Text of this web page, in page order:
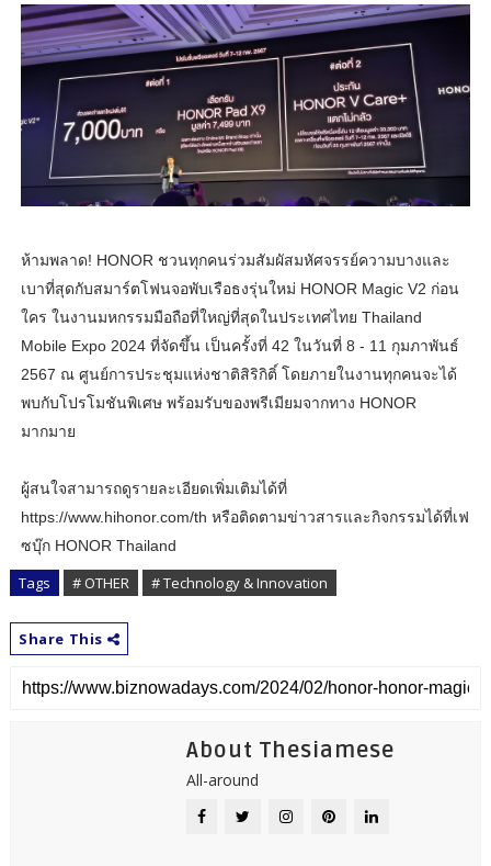
ห้ามพลาด! HONOR ชวนทุกคนร่วมสัมผัสมหัศจรรย์ความบางและ
เบาที่สุดกับสมาร์ตโฟนจอพับเรือธงรุ่นใหม่ HONOR Magic V2 ก่อน
ใคร ในงานมหกรรมมือถือที่ใหญ่ที่สุดในประเทศไทย Thailand
Mobile Expo 2024 ที่จัดขึ้น เป็นครั้งที่ 42 ในวันที่ 8 - 11 กุมภาพันธ์
2567 ณ ศูนย์การประชุมแห่งชาติสิริกิติ์ โดยภายในงานทุกคนจะได้
พบกับโปรโมชันพิเศษ พร้อมรับของพรีเมียมจากทาง HONOR
มากมาย
ผู้สนใจสามารถดูรายละเอียดเพิ่มเติมได้ที่
https://www.hihonor.com/th หรือติดตามข่าวสารและกิจกรรมได้ที่เฟ
ซบุ๊ก HONOR Thailand
Tags # OTHER # Technology & Innovation
Share This
About Thesiamese
All-around